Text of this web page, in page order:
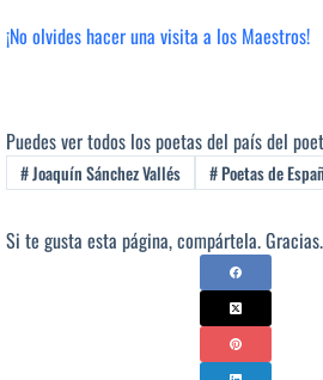
¡No olvides hacer una visita a los Maestros!
Puedes ver todos los poetas del país del
#Joaquín Sánchez Vallés #Poetas de
Si te gusta esta página, compártela. Gracias.